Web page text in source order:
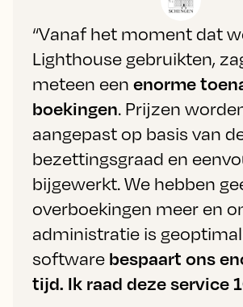
“Vanaf het moment dat
Lighthouse gebruikten,
meteen een enorme
boekingen. Prijzen
aangepast op basis van
bezettingsgraad en
bijgewerkt. We hebben
overboekingen meer en
administratie is
software bespaart ons
tijd. Ik raad deze service